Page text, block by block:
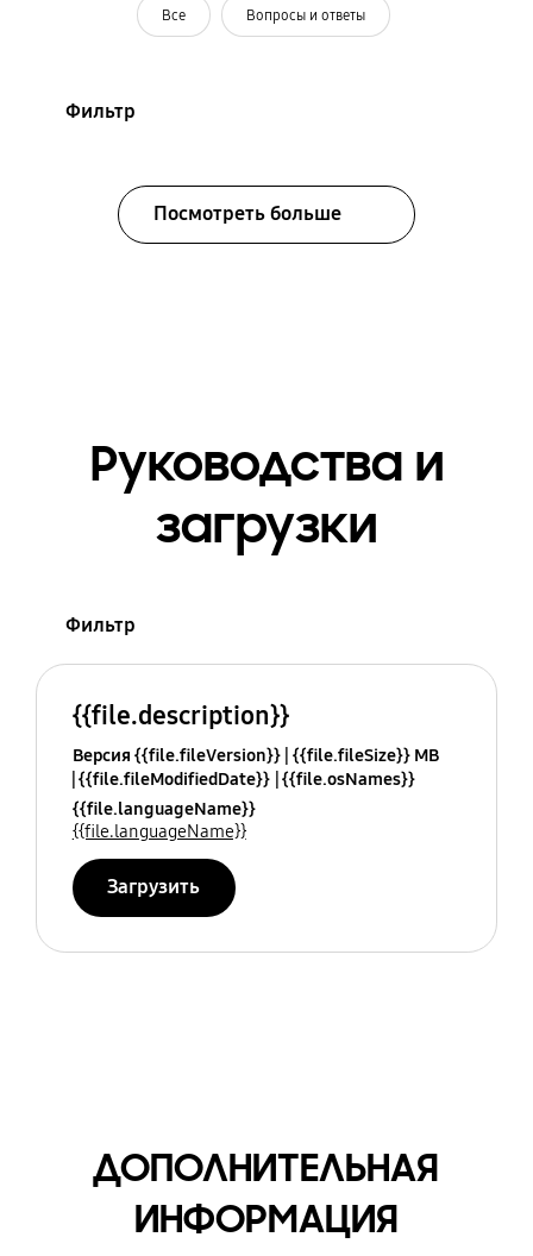
Все Вопросы и ответы
Фильтр
Посмотреть больше
Руководства и
загрузки
Фильтр
{{file.description}}
Версия {{file.fileVersion}} {{file.fileSize}} MB
{{file.fileModifiedDate}} {{file.osNames}}
{{file.languageName}}
{{file.languageName}}
Загрузить
ДОПОЛНИТЕЛЬНАЯ
ИНФОРМАЦИЯ